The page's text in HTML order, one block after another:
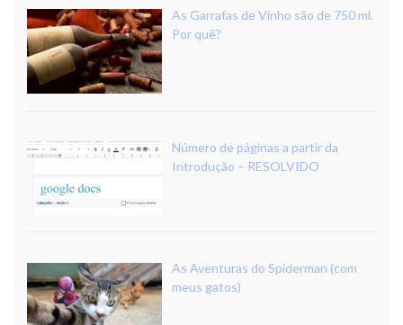
As Garrafas de Vinho são de 750 ml.
Por quê?
Número de páginas a partir da
Introdução – RESOLVIDO
As Aventuras do Spiderman (com
meus gatos)